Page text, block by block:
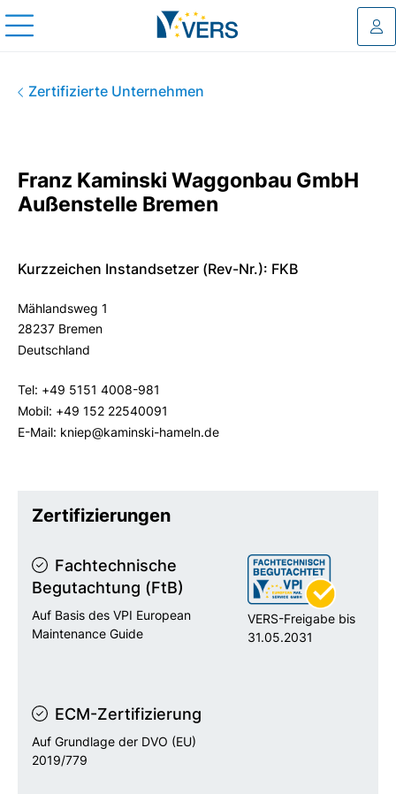
Zertifizierte Unternehmen
Franz Kaminski Waggonbau
Franz Kaminski Waggonbau GmbH
Außenstelle Bremen
Kurzzeichen Instandsetzer (Rev-Nr.): FKB
Mählandsweg 1
28237 Bremen
Deutschland
Tel: +49 5151 4008-981
Mobil: +49 152 22540091
E-Mail: kniep@kaminski-hameln.de
Zertifizierungen
Fachtechnische
Begutachtung (FtB)
Auf Basis des VPI European
Maintenance Guide
VERS-Freigabe bis
31.05.2031
ECM-Zertifizierung
Auf Grundlage der DVO (EU)
2019/779